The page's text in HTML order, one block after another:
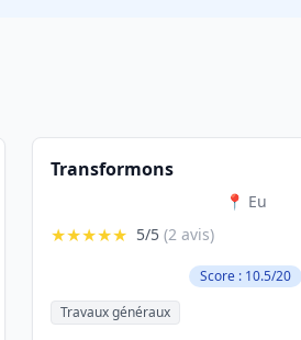
Transformons
📍 Eu
★★★★★ 5/5(2 avis)
Score : 10.5/20
Travaux généraux